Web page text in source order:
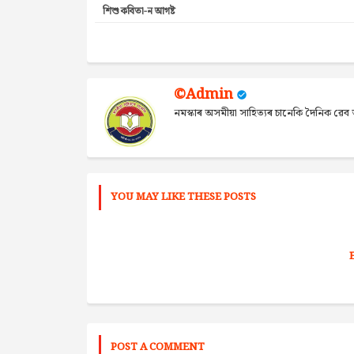
শিশু কবিতা-ন আগষ্ট
©Admin
নমস্কাৰ অসমীয়া সাহিত্যৰ চানেকি দৈনিক
YOU MAY LIKE THESE POSTS
POST A COMMENT